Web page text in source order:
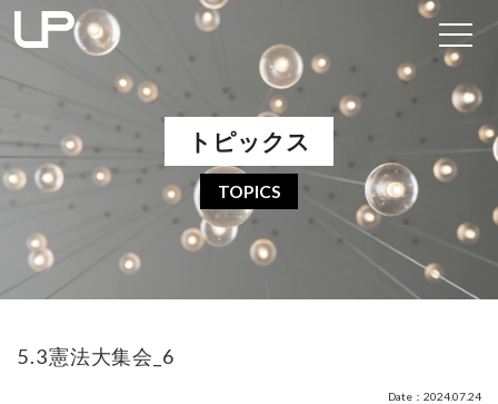
トピックス
TOPICS
5.3憲法大集会_6
Date：2024.07.24